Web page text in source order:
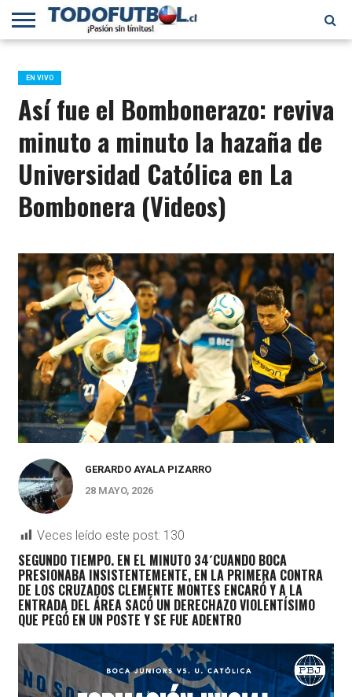
PRIMERA
B
SELECCIÓN
CHILENA
CHILENOS
EN EL
MUNDO
FÚTBOL
INTERNACIONAL
EN VIVO
Así fue el Bombonerazo: reviva
minuto a minuto la hazaña de
Universidad Católica en La
Bombonera (Videos)
GERARDO AYALA PIZARRO
28 MAYO, 2026
Veces leído este post: 130
SEGUNDO TIEMPO. EN EL MINUTO 34´CUANDO BOCA
PRESIONABA INSISTENTEMENTE, EN LA PRIMERA CONTRA
DE LOS CRUZADOS CLEMENTE MONTES ENCARÓ Y A LA
ENTRADA DEL ÁREA SACÓ UN DERECHAZO VIOLENTÍSIMO
QUE PEGÓ EN UN POSTE Y SE FUE ADENTRO